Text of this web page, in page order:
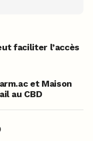
faciliter l’accès
et Maison
au CBD